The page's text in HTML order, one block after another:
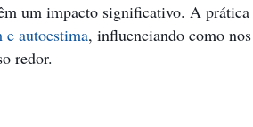
um impacto significativo. A prática
e autoestima, influenciando como nos
redor.